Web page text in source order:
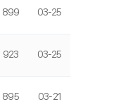
899 03-25
923 03-25
895 03-21